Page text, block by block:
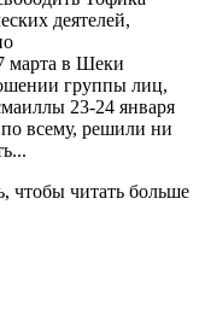
деятелей,
марта в Шеки
группы лиц,
23-24 января
всему, решили ни
чтобы читать больше